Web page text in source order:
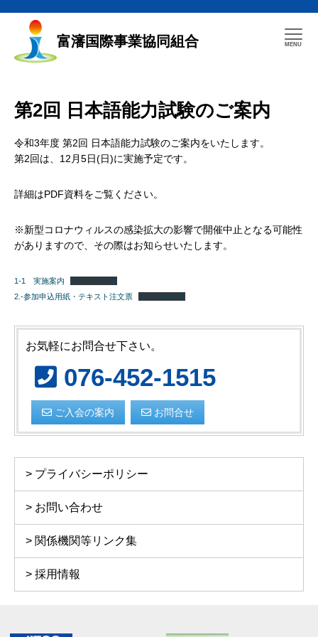
富瀋国際事業協同組合
第2回 日本語能力試験のご案内
令和3年度 第2回 日本語能力試験のご案内をいたします。
第2回は、12月5日(日)に実施予定です。
詳細はPDF資料をご覧ください。
※新型コロナウィルスの感染拡大の影響で開催中止となる可能性
がありますので、その際はお知らせいたします。
1-1 実施案内
ダウンロード
2.-参加申込用紙・テキスト注文票
ダウンロード
お気軽にお問合せ下さい。
076-452-1515
ご入会の案内 お問合せ
プライバシーポリシー
お問い合わせ
関係機関等リンク集
採用情報